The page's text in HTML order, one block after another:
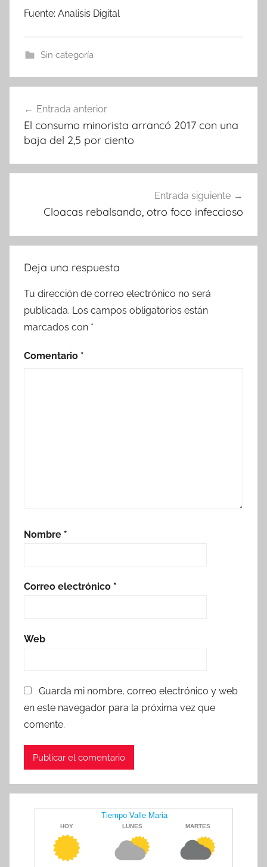
Fuente: Analisis Digital
Sin categoría
de
entradas
Entrada anterior
El consumo minorista arrancó 2017 con una
baja del 2,5 por ciento
Entrada siguiente
Cloacas rebalsando, otro foco infeccioso
Deja una respuesta
Tu dirección de correo electrónico no será
publicada. Los campos obligatorios están
marcados con *
Comentario *
Nombre *
Correo electrónico *
Web
Guarda mi nombre, correo electrónico y web
en este navegador para la próxima vez que
comente.